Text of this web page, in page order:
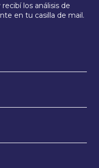
los análisis de
en tu casilla de mail.